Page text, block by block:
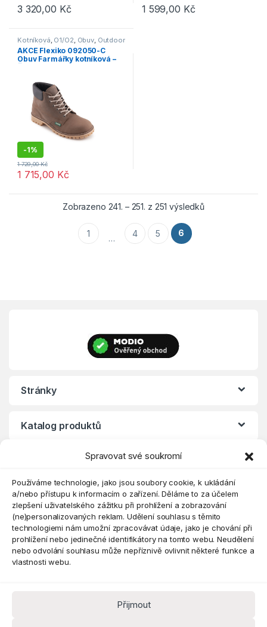
Spravovat své soukromí
Používáme technologie, jako jsou soubory cookie, k ukládání
a/nebo přístupu k informacím o zařízení. Děláme to za účelem
zlepšení uživatelského zážitku při prohlížení a zobrazování
(ne)personalizovaných reklam. Udělení souhlasu s těmito
technologiemi nám umožní zpracovávat údaje, jako je chování při
prohlížení nebo jedinečné identifikátory na tomto webu. Neudělení
nebo odvolání souhlasu může nepříznivě ovlivnit některé funkce a
vlastnosti webu.
Přijmout
3 320,00 Kč
Tento produkt má více variant. Možnosti lze vybrat na stránce
1 599,00 Kč
Tento produkt má více variant.
Kotníková O1/O2 Obuv, Outdoor
a volný čas ,Pracovní obuv,
Vycházková,Výprodej
AKCE Flexiko 092050-C
Obuv Farmářky kotníková –
-1%
1 715,00 Kč
1 729,00Kč
Tento produkt má více variant. Možnosti lze vybrat na stránce
Zobrazeno 241. – 251. z 251 výsledkůSeřazeno
1 … 4 5 6
Stránky
Katalog produktů
Máte dotaz? Kontaktujte nás